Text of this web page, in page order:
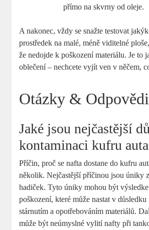
přímo na skvrny od oleje.
A nakonec, vždy se snažte testovat
prostředek na malé, méně viditelné
že nedojde k poškození materiálu. Je to
oblečení – nechcete vyjít ven v něčem,
Otázky & Odpovědi
Jaké jsou nejčastější
kontaminaci kufru
Příčin, proč se nafta dostane do kufru
několik. Nejčastější příčinou jsou úniky
hadiček. Tyto úniky mohou být
poškození, které může nastat v důsledku
stárnutím a opotřebováním materiálů.
může být neúmyslné vylití nafty při